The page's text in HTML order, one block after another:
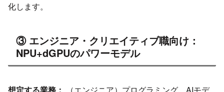
化します。
③ エンジニア・クリエイティブ職向け：
NPU+dGPUのパワーモデル
想定する業務：
（エンジニア）プログラミング、AIモデ